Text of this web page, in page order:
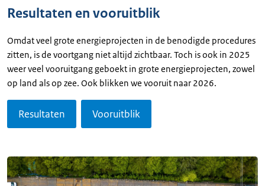
Resultaten en vooruitblik
Omdat veel grote energieprojecten in de benodigde procedures
zitten, is de voortgang niet altijd zichtbaar. Toch is ook in 2025
weer veel vooruitgang geboekt in grote energieprojecten, zowel
op land als op zee. Ook blikken we vooruit naar 2026.
Resultaten Vooruitblik